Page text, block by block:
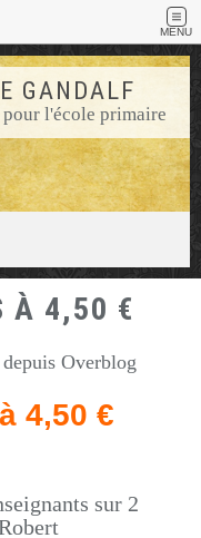
MENU
GANDALF
pour l'école primaire
À 4,50 €
Overblog
4,50 €
sur 2